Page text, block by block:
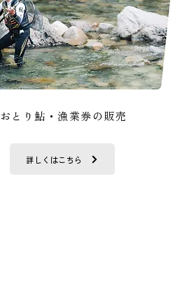
​おとり鮎・漁業券の販売
詳しくはこちら